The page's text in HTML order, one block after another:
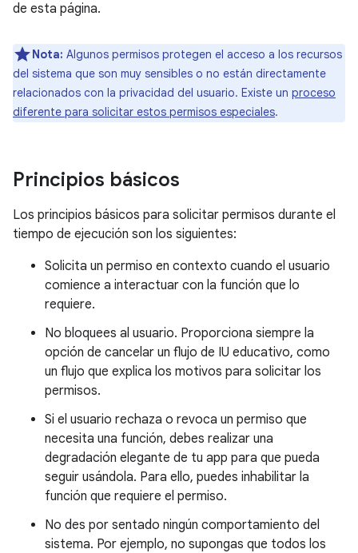
de esta página.
Nota: Algunos permisos protegen el acceso a los recursos
del sistema que son muy sensibles o no están directamente
relacionados con la privacidad del usuario. Existe un proceso
diferente para solicitar estos permisos especiales.
Principios básicos
Los principios básicos para solicitar permisos durante el
tiempo de ejecución son los siguientes:
Solicita un permiso en contexto cuando el usuario
comience a interactuar con la función que lo
requiere.
No bloquees al usuario. Proporciona siempre la
opción de cancelar un flujo de IU educativo, como
un flujo que explica los motivos para solicitar los
permisos.
Si el usuario rechaza o revoca un permiso que
necesita una función, debes realizar una
degradación elegante de tu app para que pueda
seguir usándola. Para ello, puedes inhabilitar la
función que requiere el permiso.
No des por sentado ningún comportamiento del
sistema. Por ejemplo, no supongas que todos los